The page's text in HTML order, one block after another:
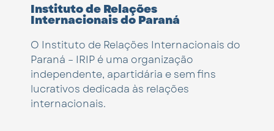
Instituto de Relações
Internacionais do Paraná
O Instituto de Relações Internacionais do
Paraná – IRIP é uma organização
independente, apartidária e sem fins
lucrativos dedicada às relações
internacionais.